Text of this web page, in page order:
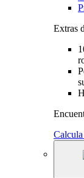
Extras